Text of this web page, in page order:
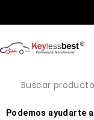
Podemos ayudarte